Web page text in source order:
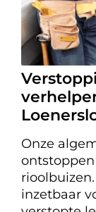
Onze
inzetbaar